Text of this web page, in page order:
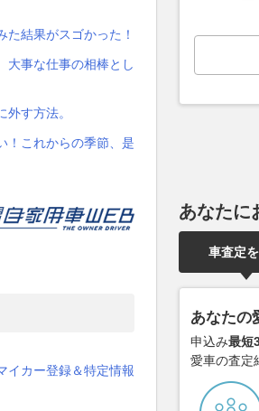
結果がスゴかった！
大事な仕事の相棒とし
す方法。
！これからの季節、是
イカー登録＆特定情報
あなたに
車査定
あなたの
申込み最短
愛車の査定